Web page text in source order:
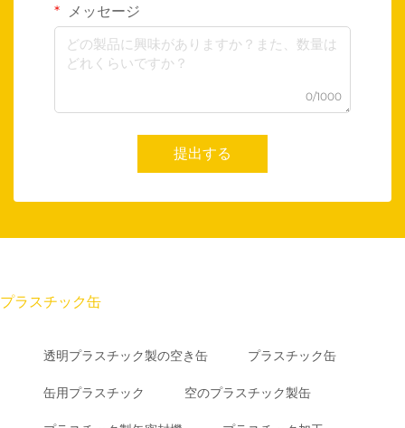
メッセージ
0/1000
提出する
プラスチック缶
透明プラスチック製の空き缶 プラスチック缶
缶用プラスチック 空のプラスチック製缶